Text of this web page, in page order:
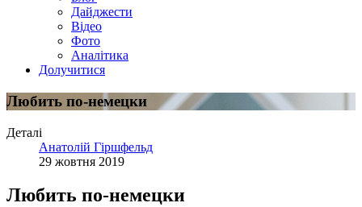
Дайджести
Відео
Фото
Аналітика
Долучитися
Любить по-немецки
Деталі
Анатолій Гіршфельд
29 жовтня 2019
Любить по-немецки